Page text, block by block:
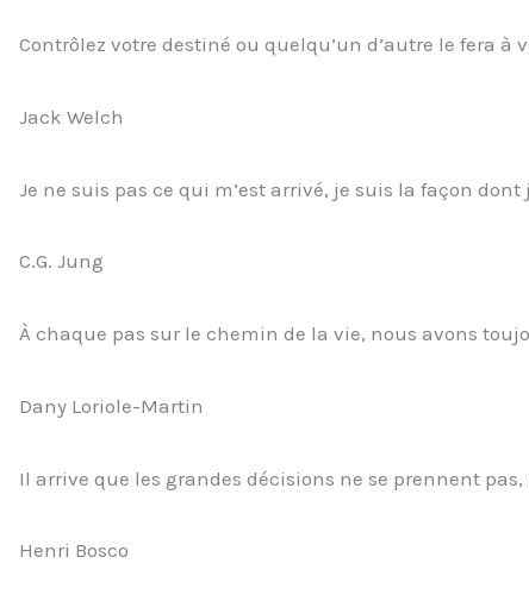
Contrôlez votre destiné ou quelqu’un d’autre le fera à
Jack Welch
Je ne suis pas ce qui m’est arrivé, je suis la façon
C.G. Jung
À chaque pas sur le chemin de la vie, nous avons
Dany Loriole-Martin
Il arrive que les grandes décisions ne se prennent
Henri Bosco